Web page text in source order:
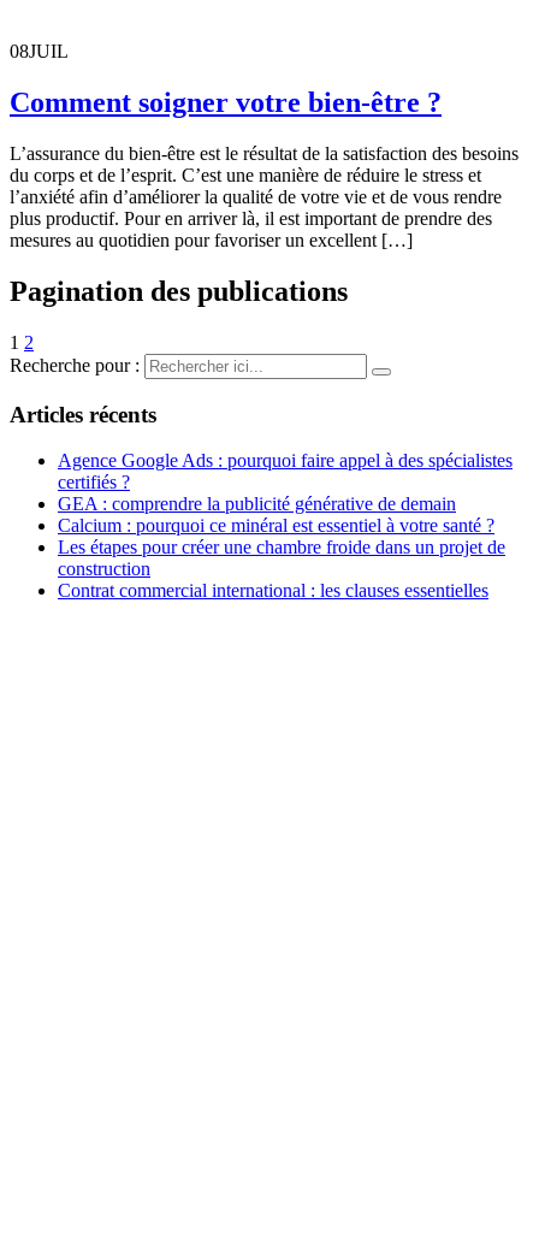
08JUIL
Comment soigner votre bien-être ?
L’assurance du bien-être est le résultat de la satisfaction des besoins
du corps et de l’esprit. C’est une manière de réduire le stress et
l’anxiété afin d’améliorer la qualité de votre vie et de vous rendre
plus productif. Pour en arriver là, il est important de prendre des
mesures au quotidien pour favoriser un excellent […]
Pagination des publications
1 2
Recherche pour :
Articles récents
Agence Google Ads : pourquoi faire appel à des spécialistes
certifiés ?
GEA : comprendre la publicité générative de demain
Calcium : pourquoi ce minéral est essentiel à votre santé ?
Les étapes pour créer une chambre froide dans un projet de
construction
Contrat commercial international : les clauses essentielles